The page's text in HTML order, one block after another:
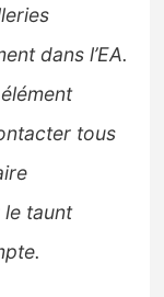
dans l’EA.
tous
le taunt